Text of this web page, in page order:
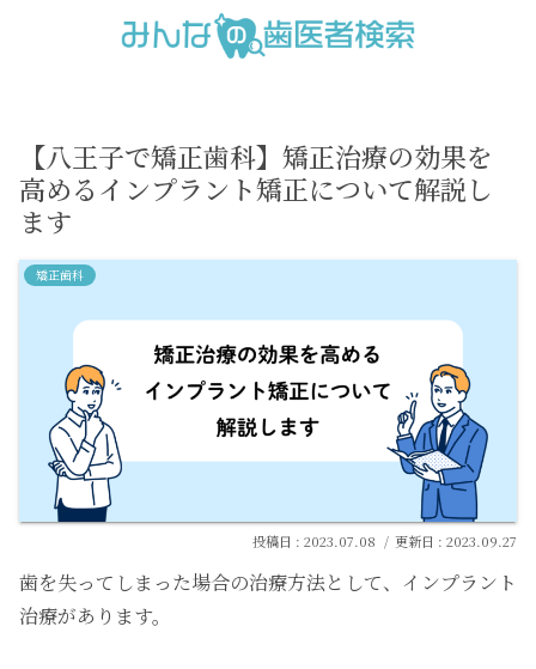
【八王子で矯正歯科】矯正治療の効果を
高めるインプラント矯正について解説し
ます
矯正歯科
2023.07.08 2023.09.27
歯を失ってしまった場合の治療方法として、インプラント
治療があります。